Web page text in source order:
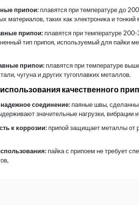
припои: плавятся при температуре до
материалов, таких как электроника и тонкий
припои: плавятся при температуре
тип припоя, используемый для пайки
припои: плавятся при температуре
чугуна и других тугоплавких металлов.
качественного
соединение: паяные швы,
значительные нагрузки, вибрации
к коррозии: припой защищает металлы от
пайка с припоем не требует